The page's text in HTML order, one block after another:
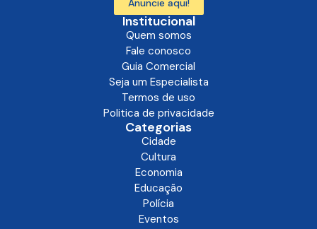
Anuncie aqui!
Institucional
Quem somos
Fale conosco
Guia Comercial
Seja um Especialista
Termos de uso
Politica de privacidade
Categorias
Cidade
Cultura
Economia
Educação
Polícia
Eventos